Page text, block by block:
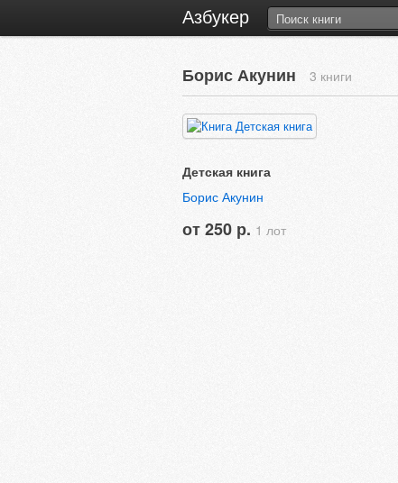
Азбукер
Борис Акунин 3 книги
Детская книга
Борис Акунин
от 250 р. 1 лот